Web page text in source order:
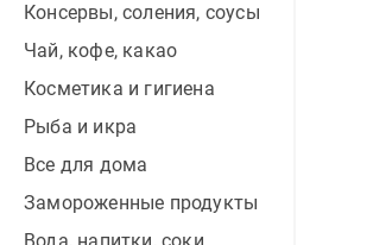
Консервы, соления, соусы
Чай, кофе, какао
Косметика и гигиена
Рыба и икра
Все для дома
Замороженные продукты